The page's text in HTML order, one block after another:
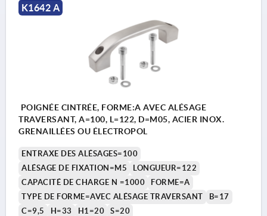
K1642 A
POIGNÉE CINTRÉE, FORME:A AVEC ALÉSAGE
TRAVERSANT, A=100, L=122, D=M05, ACIER INOX.
GRENAILLÉES OU ÉLECTROPOL
ENTRAXE DES ALÉSAGES=100
ALÉSAGE DE FIXATION=M5
LONGUEUR=122
CAPACITÉ DE CHARGE N =1000
FORME=A
TYPE DE FORME=AVEC ALÉSAGE TRAVERSANT
B=17
C=9,5
H=33 H1=20 S=20